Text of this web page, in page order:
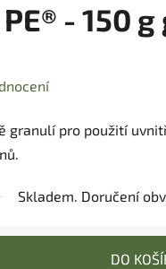
- 150
granulí pro použití
Skladem. Doručení
DO